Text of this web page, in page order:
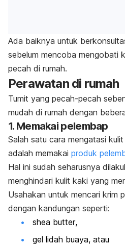
Ada baiknya untuk
sebelum mencoba mengobati
pecah di rumah.
Perawatan di rumah
Tumit yang pecah-pecah
mudah di rumah dengan
1. Memakai pelembap
Salah satu cara mengatasi
adalah memakai produk
Hal ini sudah seharusnya
menghindari kulit kaki yang
Usahakan untuk mencari krim
dengan kandungan seperti:
shea butter,
gel lidah buaya, atau